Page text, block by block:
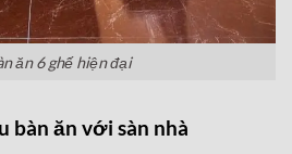
ăn 6 ghế hiện đại
bàn ăn với sàn nhà